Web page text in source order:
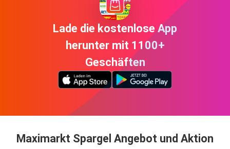
Lade die kostenlose App
herunter mit 1100+
Geschäften
Maximarkt Spargel Angebot und Aktion